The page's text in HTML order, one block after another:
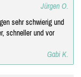
Jürgen O.
sehr schwierig und
schneller und vor
Gabi K.